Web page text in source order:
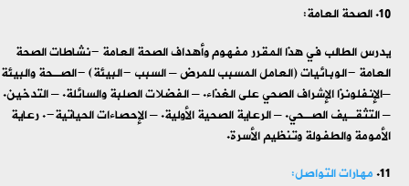
الصحة العامة:
يدرس الطالب في هذا المقرر مفهوم وأهداف الصحة العامة -نشاطات الصحة
العامة -الوبائيات (العامل المسبب للمرض – السبب -البيئة) -الصـحة والبيئة
–الإنفلونزا الإشراف الصحي على الغذاء. – الفضلات الصلبة والسائلة. – التدخين.
– التثقـيف الصـحي. – الرعاية الصحية الأولية. – الإحصاءات الحياتية-. رعاية
الأمومة والطفولة وتنظيم الأسرة.
مهارات التواصل: